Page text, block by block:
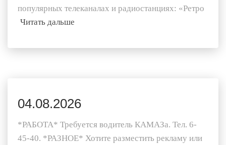
популярных телеканалах и радиостанциях: «Ретро
Читать дальше
04.08.2026
*РАБОТА* Требуется водитель КАМАЗа. Тел. 6-
45-40. *РАЗНОЕ* Хотите разместить рекламу или